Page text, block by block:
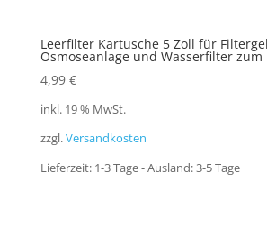
Leerfilter Kartusche 5 Zoll für
Osmoseanlage und Wasserfilter
4,99 €
inkl. 19 % MwSt.
zzgl.Versandkosten
Lieferzeit: 1-3 Tage - Ausland: 3-5 Tage